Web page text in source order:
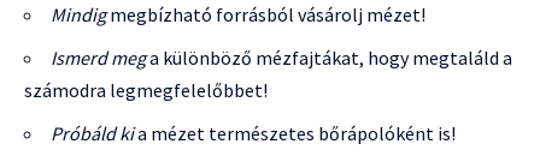
Mindigmegbízható forrásból vásárolj mézet!
Ismerd mega különböző mézfajtákat, hogy megtaláld a
számodra legmegfelelőbbet!
Próbáld kia mézet természetes bőrápolóként is!